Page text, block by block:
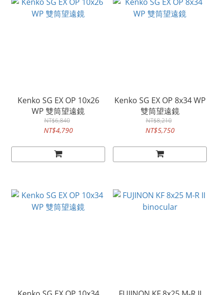
Kenko SG EX OP 10x26
WP 雙筒望遠鏡
NT$6,840
NT$4,790
Kenko SG EX OP 8x34 WP
雙筒望遠鏡
NT$8,210
NT$5,750